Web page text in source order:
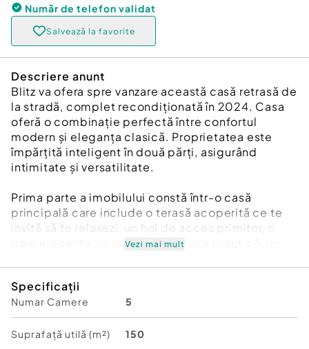
Număr de telefon validat
Salvează la favorite
Descriere anunt
Blitz va ofera spre vanzare această casă retrasă de
la stradă, complet recondiționată în 2024. Casa
oferă o combinație perfectă între confortul
modern și eleganța clasică. Proprietatea este
împărțită inteligent în două părți, asigurând
intimitate și versatilitate.
Prima parte a imobilului constă într-o casă
principală care include o terasă acoperită ce te
invită să te relaxezi, un hol de acces primitor, o
baie elegantă, un dressing/debara practică, un
modernă.
A doua parte a proprietății este un apartament cu
intrare separată, compus dintr-un dormitor
Vezi mai mult
Specificații
Numar Camere 5
Suprafață utilă (m²) 150